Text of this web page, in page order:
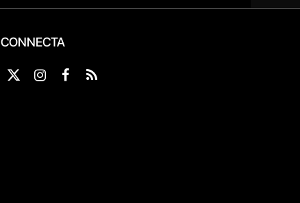
CONNECTA
X
Instagram
Facebook
RSS